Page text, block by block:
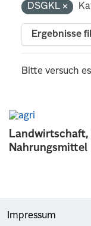
Nahrungsmittel
DSGKL
Ergebnisse
Bitte versuch
Impressum